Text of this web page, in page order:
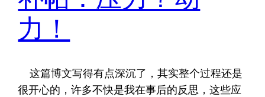
力！
这篇博文写得有点深沉了，其实整个过程还是
很开心的，许多不快是我在事后的反思，这些应